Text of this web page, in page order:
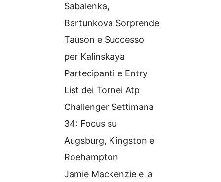
Sabalenka,
Bartunkova Sorprende
Tauson e Successo
per Kalinskaya
Partecipanti e Entry
List dei Tornei Atp
Challenger Settimana
34: Focus su
Augsburg, Kingston e
Roehampton
Jamie Mackenzie e la